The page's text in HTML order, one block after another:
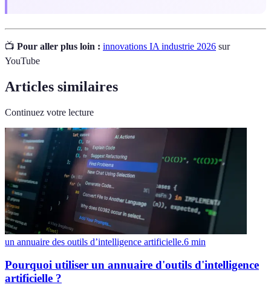
📺 Pour aller plus loin : innovations IA industrie 2026 sur
YouTube
Articles similaires
Continuez votre lecture
un annuaire des outils d’intelligence artificielle.6 min
Pourquoi utiliser un annuaire d'outils d'intelligence
artificielle ?